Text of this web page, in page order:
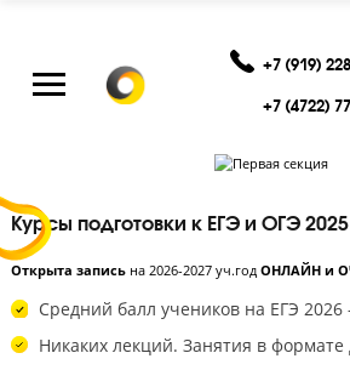
+7
+7
Курсы подготовки к ЕГЭ и ОГЭ
Открыта запись на 2026-2027 уч.год
Средний балл учеников на ЕГЭ